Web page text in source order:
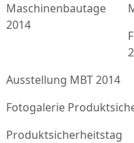
Maschinenbautage
2014
Ausstellung MBT 2014
Fotogalerie
Produktsicherheitstag